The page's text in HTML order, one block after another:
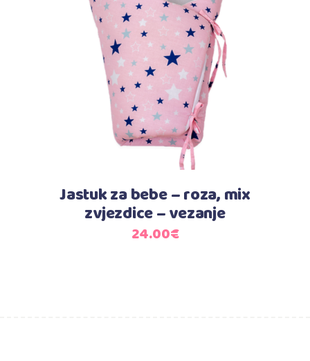
Dodaj u košaricu
Jastuk za bebe – roza, mix
zvjezdice – vezanje
24.00€